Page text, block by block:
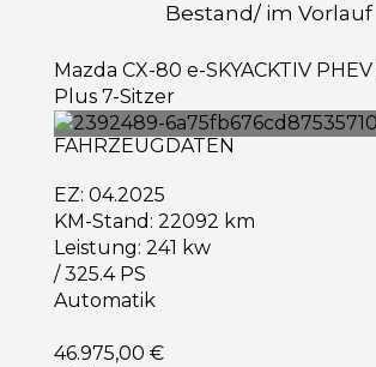
Bestand/ im Vorlauf
Mazda CX-80 e-SKYACKTIV
Plus 7-Sitzer
FAHRZEUGDATEN
EZ: 04.2025
KM-Stand: 22092 km
Leistung: 241 kw
/ 325.4 PS
Automatik
46.975,00 €